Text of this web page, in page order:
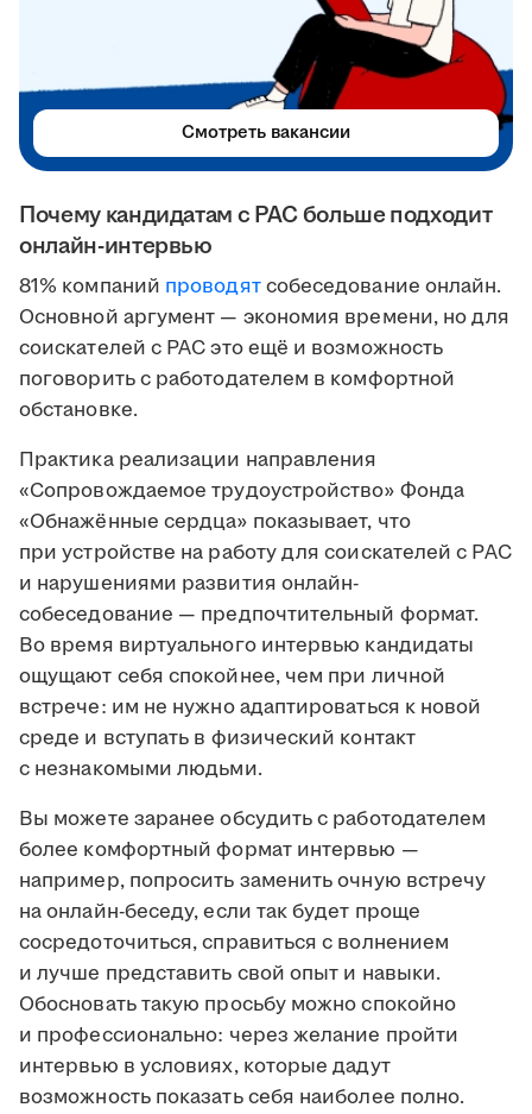
Почему кандидатам с РАС больше подходит
онлайн-интервью
81% компаний проводятсобеседование онлайн.
Основной аргумент — экономия времени, но для
соискателей с РАС это ещё и возможность
поговорить с работодателем в комфортной
обстановке.
Практика реализации направления
«Сопровождаемое трудоустройство» Фонда
«Обнажённые сердца» показывает, что
при устройстве на работу для соискателей с РАС
и нарушениями развития онлайн-
собеседование — предпочтительный формат.
Во время виртуального интервью кандидаты
ощущают себя спокойнее, чем при личной
встрече: им не нужно адаптироваться к новой
среде и вступать в физический контакт
с незнакомыми людьми.
Вы можете заранее обсудить с работодателем
более комфортный формат интервью —
например, попросить заменить очную встречу
на онлайн-беседу, если так будет проще
сосредоточиться, справиться с волнением
и лучше представить свой опыт и навыки.
Обосновать такую просьбу можно спокойно
и профессионально: через желание пройти
интервью в условиях, которые дадут
возможность показать себя наиболее полно.
Смотреть вакансии